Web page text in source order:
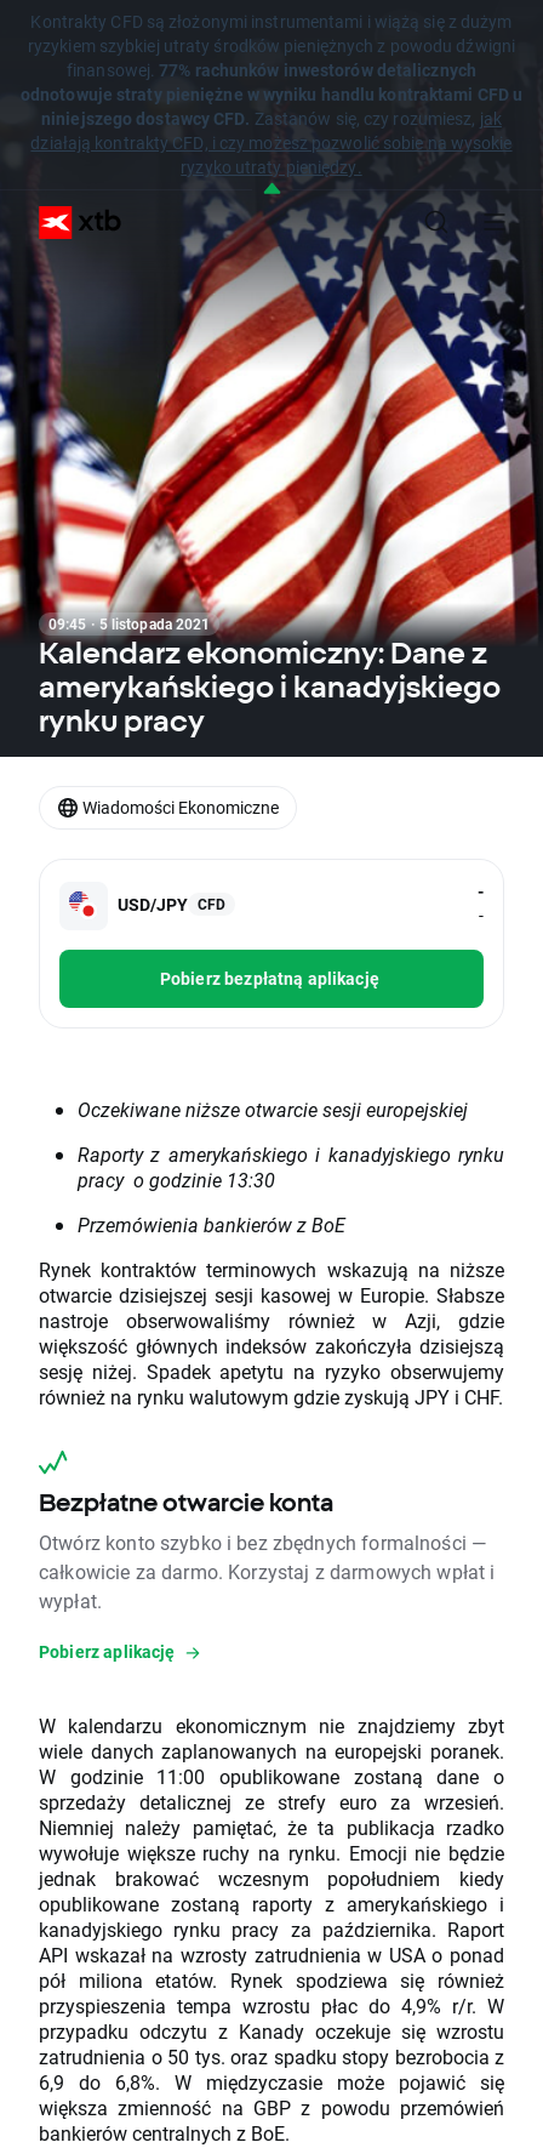
Kontrakty CFD są złożonymi instrumentami i wiążą się z dużym
ryzykiem szybkiej utraty środków pieniężnych z powodu dźwigni
finansowej.77% rachunków inwestorów detalicznych
odnotowuje straty pieniężne w wyniku handlu kontraktami CFD u
niniejszego dostawcy CFD. Zastanów się, czy rozumiesz, jak
działają kontrakty CFD, i czy możesz pozwolić sobie na wysokie
ryzyko utraty pieniędzy.
09:45 · 5 listopada 2021
Kalendarz ekonomiczny: Dane z
amerykańskiego i kanadyjskiego
rynku pracy
USD/JPY CFD
-
-
Pobierz bezpłatną aplikację
Oczekiwane niższe otwarcie sesji europejskiej
Raporty z amerykańskiego i kanadyjskiego rynku
pracy o godzinie 13:30
Przemówienia bankierów z BoE
Rynek kontraktów terminowych wskazują na niższe
otwarcie dzisiejszej sesji kasowej w Europie. Słabsze
nastroje obserwowaliśmy również w Azji, gdzie
większość głównych indeksów zakończyła dzisiejszą
sesję niżej. Spadek apetytu na ryzyko obserwujemy
również na rynku walutowym gdzie zyskują JPY i CHF.
Bezpłatne otwarcie konta
Otwórz konto szybko i bez zbędnych formalności —
całkowicie za darmo. Korzystaj z darmowych wpłat i
wypłat.
Pobierz aplikację
W kalendarzu ekonomicznym nie znajdziemy zbyt
wiele danych zaplanowanych na europejski poranek.
W godzinie 11:00 opublikowane zostaną dane o
sprzedaży detalicznej ze strefy euro za wrzesień.
Niemniej należy pamiętać, że ta publikacja rzadko
wywołuje większe ruchy na rynku. Emocji nie będzie
jednak brakować wczesnym popołudniem kiedy
opublikowane zostaną raporty z amerykańskiego i
kanadyjskiego rynku pracy za października. Raport
API wskazał na wzrosty zatrudnienia w USA o ponad
pół miliona etatów. Rynek spodziewa się również
przyspieszenia tempa wzrostu płac do 4,9% r/r. W
przypadku odczytu z Kanady oczekuje się wzrostu
zatrudnienia o 50 tys. oraz spadku stopy bezrobocia z
6,9 do 6,8%. W międzyczasie może pojawić się
większa zmienność na GBP z powodu przemówień
bankierów centralnych z BoE.
Wiadomości Ekonomiczne